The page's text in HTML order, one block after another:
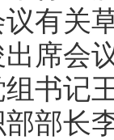
有关
席会
书记
部长